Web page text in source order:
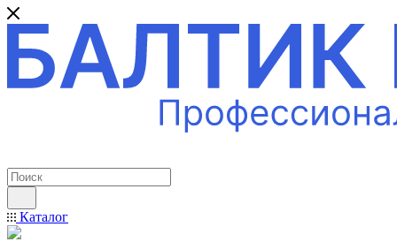
Каталог